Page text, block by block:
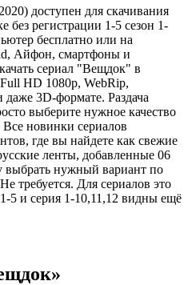
доступен для скачивания
без регистрации 1-5 сезон 1-
бесплатно или на
Айфон, смартфоны и
сериал "Вещдок" в
HD 1080p, WebRip,
3D-формате. Раздача
выберите нужное качество
новинки сериалов
где вы найдете как свежие
ленты, добавленные 06
выбрать нужный вариант по
требуется. Для сериалов это
5 и серия 1-10,11,12 видны ещё